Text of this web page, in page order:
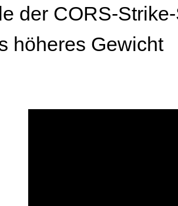
der CORS-
höheres Gewicht